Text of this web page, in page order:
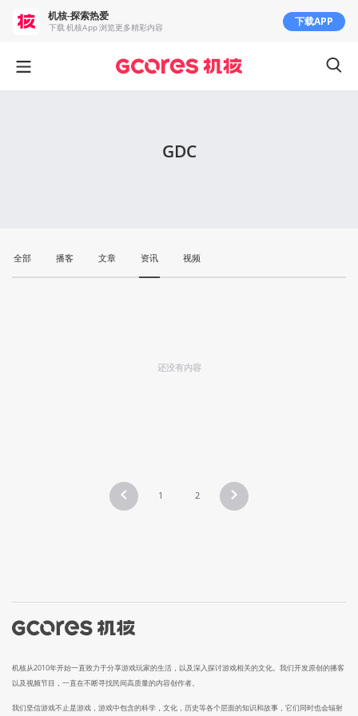
GDC
全部 播客 文章 资讯 视频
还没有内容
1 2
机核从2010年开始一直致力于分享游戏玩家的生活，以及深入探讨游戏相关的文化。我们开发原创的播客
以及视频节目，一直在不断寻找民间高质量的内容创作者。
我们坚信游戏不止是游戏，游戏中包含的科学，文化，历史等各个层面的知识和故事，它们同时也会辐射
机核-探索热爱
下载 机核App 浏览更多精彩内容 下载APP